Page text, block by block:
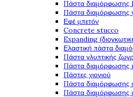
Πάστα
Πάστα διαμόρφωσης
Εφέ μπετόν
Concrete stucco
Expanding
Ελαστική πάστα
Πάστα γλυπτικής
Πάστα διαμόρφωσης
Πάστες χιονιού
Πάστα διαμόρφωσης
Πάστα διαμόρφωσης